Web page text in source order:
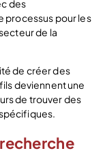
des
processus pour les
de la
de créer des
deviennent une
de trouver des